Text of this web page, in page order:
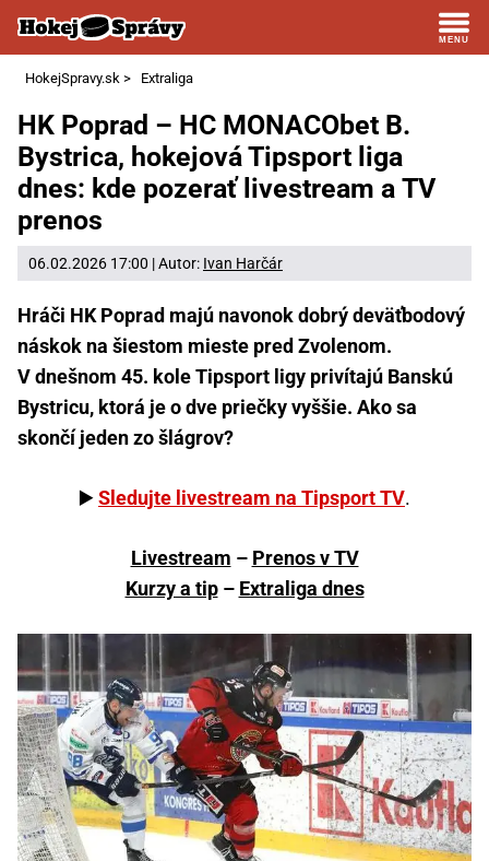
HokejSpravy.sk > Extraliga
HK Poprad – HC MONACObet B.
Bystrica, hokejová Tipsport liga
dnes: kde pozerať livestream a TV
prenos
06.02.2026 17:00 | Autor: Ivan Harčár
Hráči HK Poprad majú navonok dobrý deväťbodový
náskok na šiestom mieste pred Zvolenom.
V dnešnom 45. kole Tipsport ligy privítajú Banskú
Bystricu, ktorá je o dve priečky vyššie. Ako sa
skončí jeden zo šlágrov?
▶️Sledujte livestream na Tipsport TV.
Livestream – Prenos v TV
Kurzy a tip– Extraliga dnes